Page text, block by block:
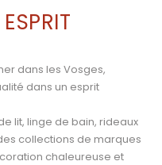
dans les Vosges,
dans un esprit
lit, linge de bain, rideaux
collections de marques
chaleureuse et